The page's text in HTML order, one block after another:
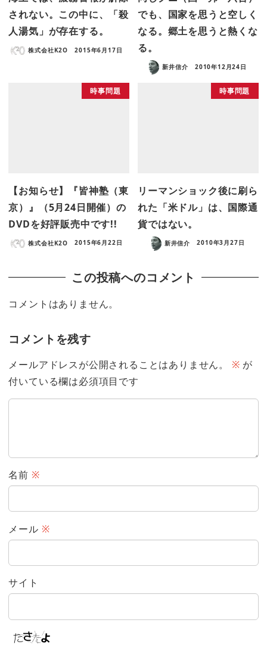
されない。この中に、「殺
人湯気」が存在する。
株式会社K2O 2015年6月17日
でも、国家を思うと空しく
なる。郷土を思うと熱くな
る。
新井信介 2010年12月24日
時事問題
【お知らせ】『皆神塾（東
京）』（5月24日開催）の
DVDを好評販売中です!!
株式会社K2O 2015年6月22日
時事問題
リーマンショック後に刷ら
れた「米ドル」は、国際通
貨ではない。
新井信介 2010年3月27日
この投稿へのコメント
コメントはありません。
コメントを残す
メールアドレスが公開されることはありません。 ※ が
付いている欄は必須項目です
名前 ※
メール ※
サイト